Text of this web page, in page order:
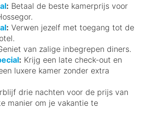
: Betaal de beste kamerprijs voor
: Verwen jezelf met toegang tot de
van zalige inbegrepen diners.
: Krijg een late check-out en
luxere kamer zonder extra
drie nachten voor de prijs van
manier om je vakantie te